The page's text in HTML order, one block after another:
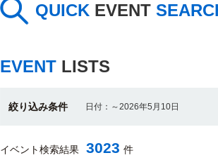
QUICK EVENT
EVENT LISTS
絞り込み条件 日付：～2026年5月10日
イベント検索結果 3023 件